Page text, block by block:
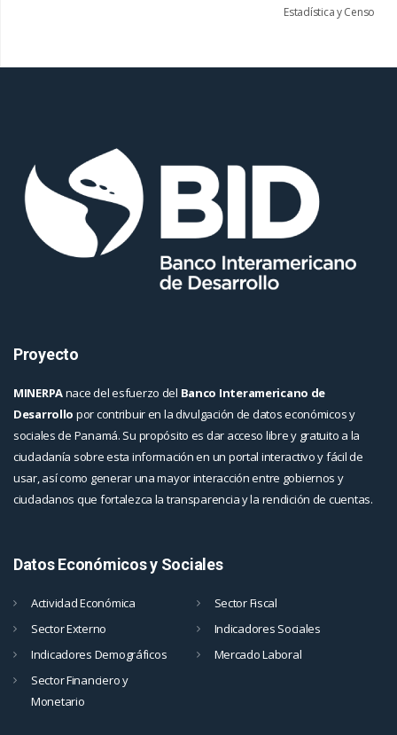
Estadística y Censo
Proyecto
MINERPAnace del esfuerzo del Banco Interamericano de
Desarrollo por contribuir en la divulgación de datos económicos y
sociales de Panamá. Su propósito es dar acceso libre y gratuito a la
ciudadanía sobre esta información en un portal interactivo y fácil de
usar, así como generar una mayor interacción entre gobiernos y
ciudadanos que fortalezca la transparencia y la rendición de cuentas.
Datos Económicos y Sociales
Actividad Económica
Sector Fiscal
Sector Externo
Indicadores Sociales
Indicadores Demográficos
Mercado Laboral
Sector Financiero y
Monetario